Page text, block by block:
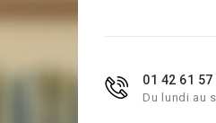
01 42 61 57
Du lundi au